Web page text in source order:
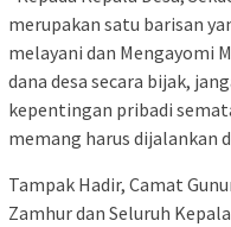
merupakan satu barisan
melayani dan Mengayomi
dana desa secara bijak,
kepentingan pribadi
memang harus dijalankan
Tampak Hadir, Camat
Zamhur dan Seluruh